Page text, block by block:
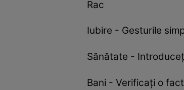
Rac
Iubire - Gesturile
Sănătate -
Bani - Verificați o